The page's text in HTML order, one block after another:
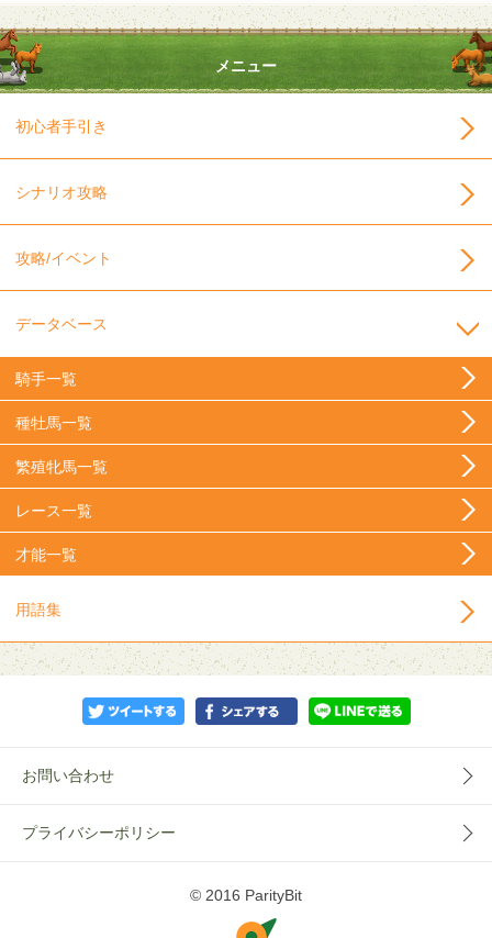
メニュー
初心者手引き
シナリオ攻略
攻略/イベント
データベース
騎手一覧
種牡馬一覧
繁殖牝馬一覧
レース一覧
才能一覧
用語集
お問い合わせ
プライバシーポリシー
© 2016 ParityBit